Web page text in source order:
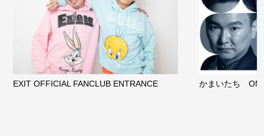
EXIT OFFICIAL FANCLUB ENTRANCE かまいたち